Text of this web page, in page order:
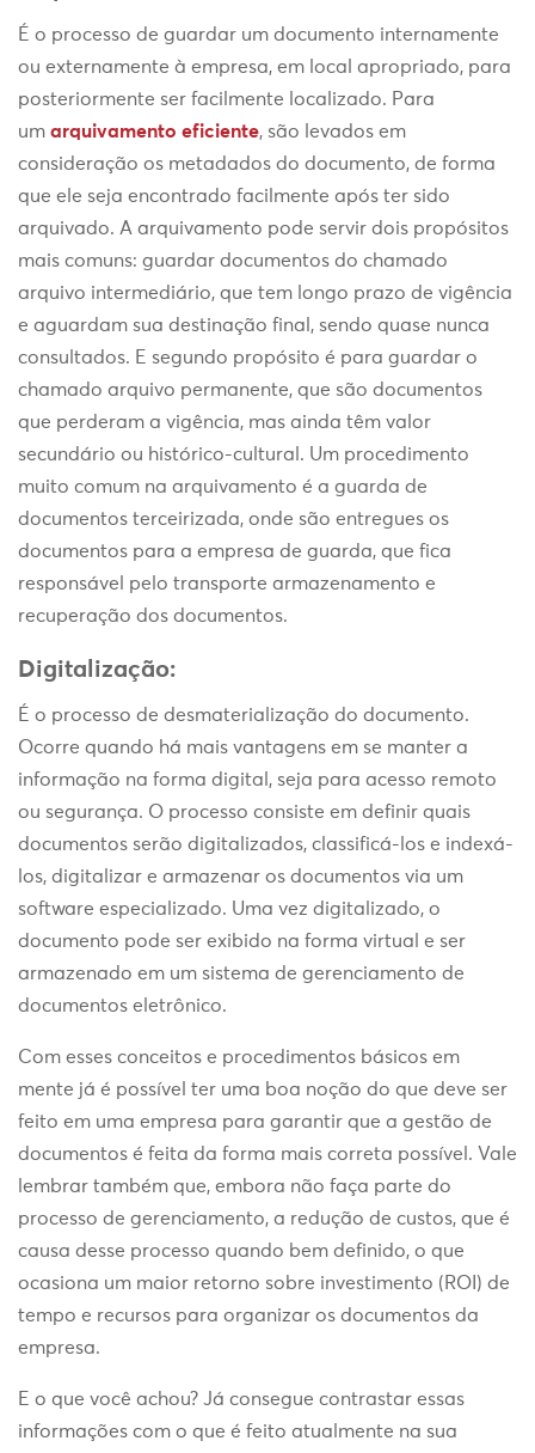
É o processo de guardar um documento internamente
ou externamente à empresa, em local apropriado, para
posteriormente ser facilmente localizado. Para
um arquivamento eficiente, são levados em
consideração os metadados do documento, de forma
que ele seja encontrado facilmente após ter sido
arquivado. A arquivamento pode servir dois propósitos
mais comuns: guardar documentos do chamado
arquivo intermediário, que tem longo prazo de vigência
e aguardam sua destinação final, sendo quase nunca
consultados. E segundo propósito é para guardar o
chamado arquivo permanente, que são documentos
que perderam a vigência, mas ainda têm valor
secundário ou histórico-cultural. Um procedimento
muito comum na arquivamento é a guarda de
documentos terceirizada, onde são entregues os
documentos para a empresa de guarda, que fica
responsável pelo transporte armazenamento e
recuperação dos documentos.
Digitalização:
É o processo de desmaterialização do documento.
Ocorre quando há mais vantagens em se manter a
informação na forma digital, seja para acesso remoto
ou segurança. O processo consiste em definir quais
documentos serão digitalizados, classificá-los e indexá-
los, digitalizar e armazenar os documentos via um
software especializado. Uma vez digitalizado, o
documento pode ser exibido na forma virtual e ser
armazenado em um sistema de gerenciamento de
documentos eletrônico.
Com esses conceitos e procedimentos básicos em
mente já é possível ter uma boa noção do que deve ser
feito em uma empresa para garantir que a gestão de
documentos é feita da forma mais correta possível. Vale
lembrar também que, embora não faça parte do
processo de gerenciamento, a redução de custos, que é
causa desse processo quando bem definido, o que
ocasiona um maior retorno sobre investimento (ROI) de
tempo e recursos para organizar os documentos da
empresa.
E o que você achou? Já consegue contrastar essas
informações com o que é feito atualmente na sua